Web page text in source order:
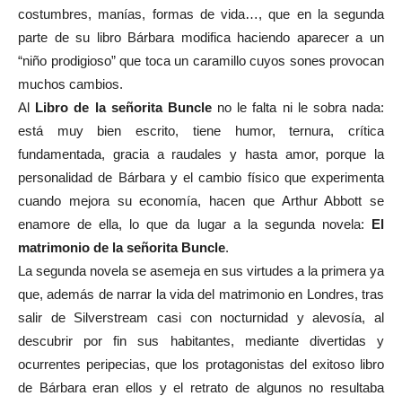
costumbres, manías, formas de vida…, que en la segunda
parte de su libro Bárbara modifica haciendo aparecer a un
“niño prodigioso” que toca un caramillo cuyos sones provocan
muchos cambios.
Al Libro de la señorita Buncle no le falta ni le sobra nada:
está muy bien escrito, tiene humor, ternura, crítica
fundamentada, gracia a raudales y hasta amor, porque la
personalidad de Bárbara y el cambio físico que experimenta
cuando mejora su economía, hacen que Arthur Abbott se
enamore de ella, lo que da lugar a la segunda novela: El
matrimonio de la señorita Buncle.
La segunda novela se asemeja en sus virtudes a la primera ya
que, además de narrar la vida del matrimonio en Londres, tras
salir de Silverstream casi con nocturnidad y alevosía, al
descubrir por fin sus habitantes, mediante divertidas y
ocurrentes peripecias, que los protagonistas del exitoso libro
de Bárbara eran ellos y el retrato de algunos no resultaba